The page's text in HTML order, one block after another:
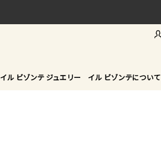
料無料
ガイド
イル ビゾンテ ジュエリー イル ビゾンテについて